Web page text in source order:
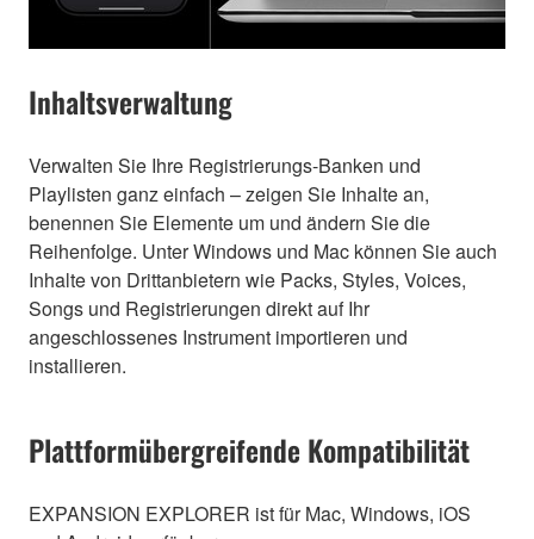
Inhaltsverwaltung
Verwalten Sie Ihre Registrierungs-Banken und
Playlisten ganz einfach – zeigen Sie Inhalte an,
benennen Sie Elemente um und ändern Sie die
Reihenfolge. Unter Windows und Mac können Sie auch
Inhalte von Drittanbietern wie Packs, Styles, Voices,
Songs und Registrierungen direkt auf Ihr
angeschlossenes Instrument importieren und
installieren.
Plattformübergreifende Kompatibilität
EXPANSION EXPLORER ist für Mac, Windows, iOS